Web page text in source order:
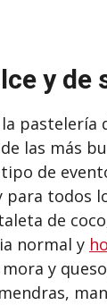
y de
pastelería
las más
de
todos
de
normal y
y